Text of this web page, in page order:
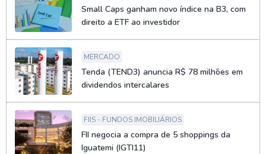
Small Caps ganham novo índice na B3, com
direito a ETF ao investidor
MERCADO
Tenda (TEND3) anuncia R$ 78 milhões em
dividendos intercalares
FIIS - FUNDOS IMOBILIÁRIOS
FII negocia a compra de 5 shoppings da
Iguatemi (IGTI11)